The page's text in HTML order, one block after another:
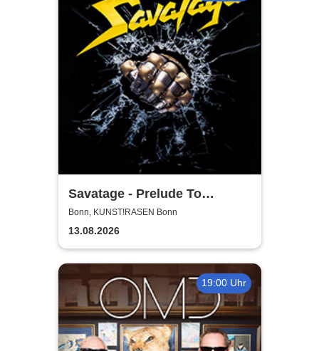
Savatage - Prelude To
Madness - Summer Tour 2026
Bonn, KUNST!RASEN Bonn
13.08.2026
19:00 Uhr